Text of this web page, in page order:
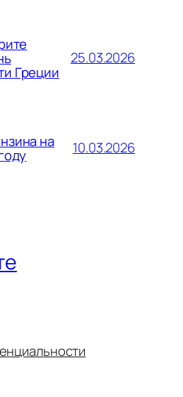
Греции
25.03.2026
на 10.03.2026